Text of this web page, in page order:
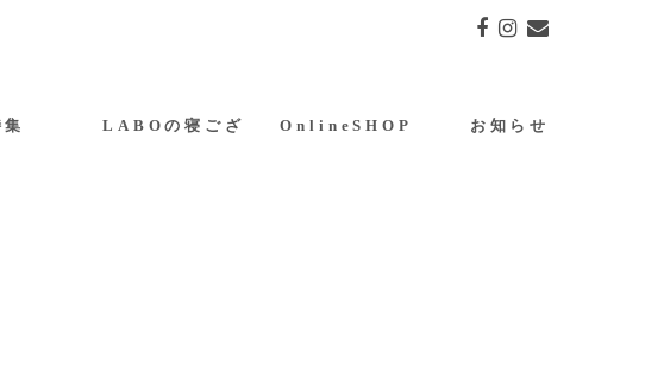
集 LABOの寝ござ OnlineSHOP お知らせ